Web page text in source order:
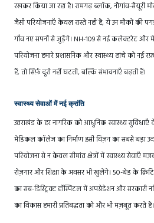
रखकर किया जा रहा है। रामगढ़ ब्लॉक, नौगांव-सैयूरी
जैसी परियोजनाएँ केवल रास्ते नहीं हैं, ये उन मौकों की
गाँव नए सपनों से जुड़ेंगे। NH-109 से नई कलेक्टरेट
परियोजना हमारे प्रशासनिक और स्वास्थ्य ढांचे को नई
हैं, तो सिर्फ़ दूरी नहीं घटती, बल्कि संभावनाएँ बढ़ती हैं।
स्वास्थ्य सेवाओं में नई क्रांति
उत्तराखंड के हर नागरिक को आधुनिक स्वास्थ्य सुविधाएँ
मेडिकल कॉलेज का निर्माण इसी विज़न का सबसे बड़ा
परियोजना से न केवल सीमांत क्षेत्रों में स्वास्थ्य सेवाएँ
रोज़गार और शिक्षा के अवसर भी खुलेंगे। 50-बेड के
का सब-डिस्ट्रिक्ट हॉस्पिटल में अपग्रेडेशन और सरकारी
का विकास हमारी प्रतिबद्धता को और भी मज़बूत करते हैं।